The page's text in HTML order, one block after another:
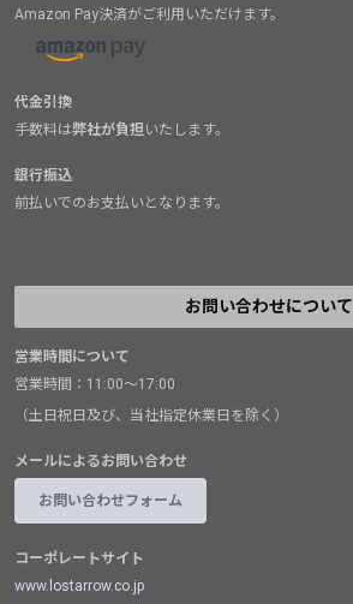
Amazon Pay決済がご利用いただけます。
代金引換
手数料は弊社が負担いたします。
銀行振込
前払いでのお支払いとなります。
お問い合わせについて
営業時間について
営業時間：11:00～17:00
（土日祝日及び、当社指定休業日を除く）
メールによるお問い合わせ
お問い合わせフォーム
コーポレートサイト
www.lostarrow.co.jp